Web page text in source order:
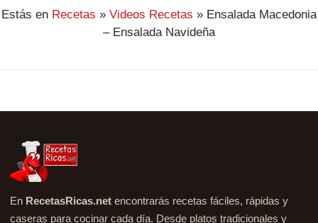
Estás en Recetas » Videos Recetas » Ensalada Macedonia
– Ensalada Navideña
En RecetasRicas.net encontrarás recetas fáciles, rápidas y
caseras para cocinar cada día. Desde platos tradicionales y